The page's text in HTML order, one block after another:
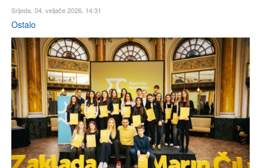
Srijeda, 04. veljače 2026. 14:31
Ostalo